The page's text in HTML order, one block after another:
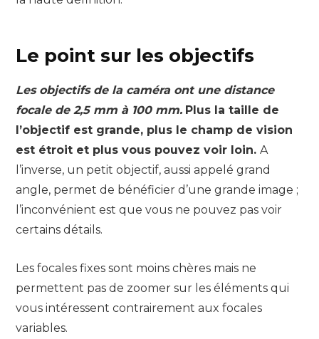
Le point sur les objectifs
Les objectifs de la caméra ont une distance
focale de 2,5 mm à 100 mm. Plus la taille de
l’objectif est grande, plus le champ de vision
est étroit et plus vous pouvez voir loin. A
l’inverse, un petit objectif, aussi appelé grand
angle, permet de bénéficier d’une grande image ;
l’inconvénient est que vous ne pouvez pas voir
certains détails.
Les focales fixes sont moins chères mais ne
permettent pas de zoomer sur les éléments qui
vous intéressent contrairement aux focales
variables.